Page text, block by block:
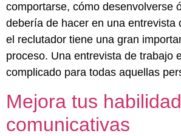
comportarse, cómo desenvolverse
debería de hacer en una entrevista
el reclutador tiene una gran
proceso. Una entrevista de trabajo
complicado para todas aquellas
Mejora tus
comunicativas